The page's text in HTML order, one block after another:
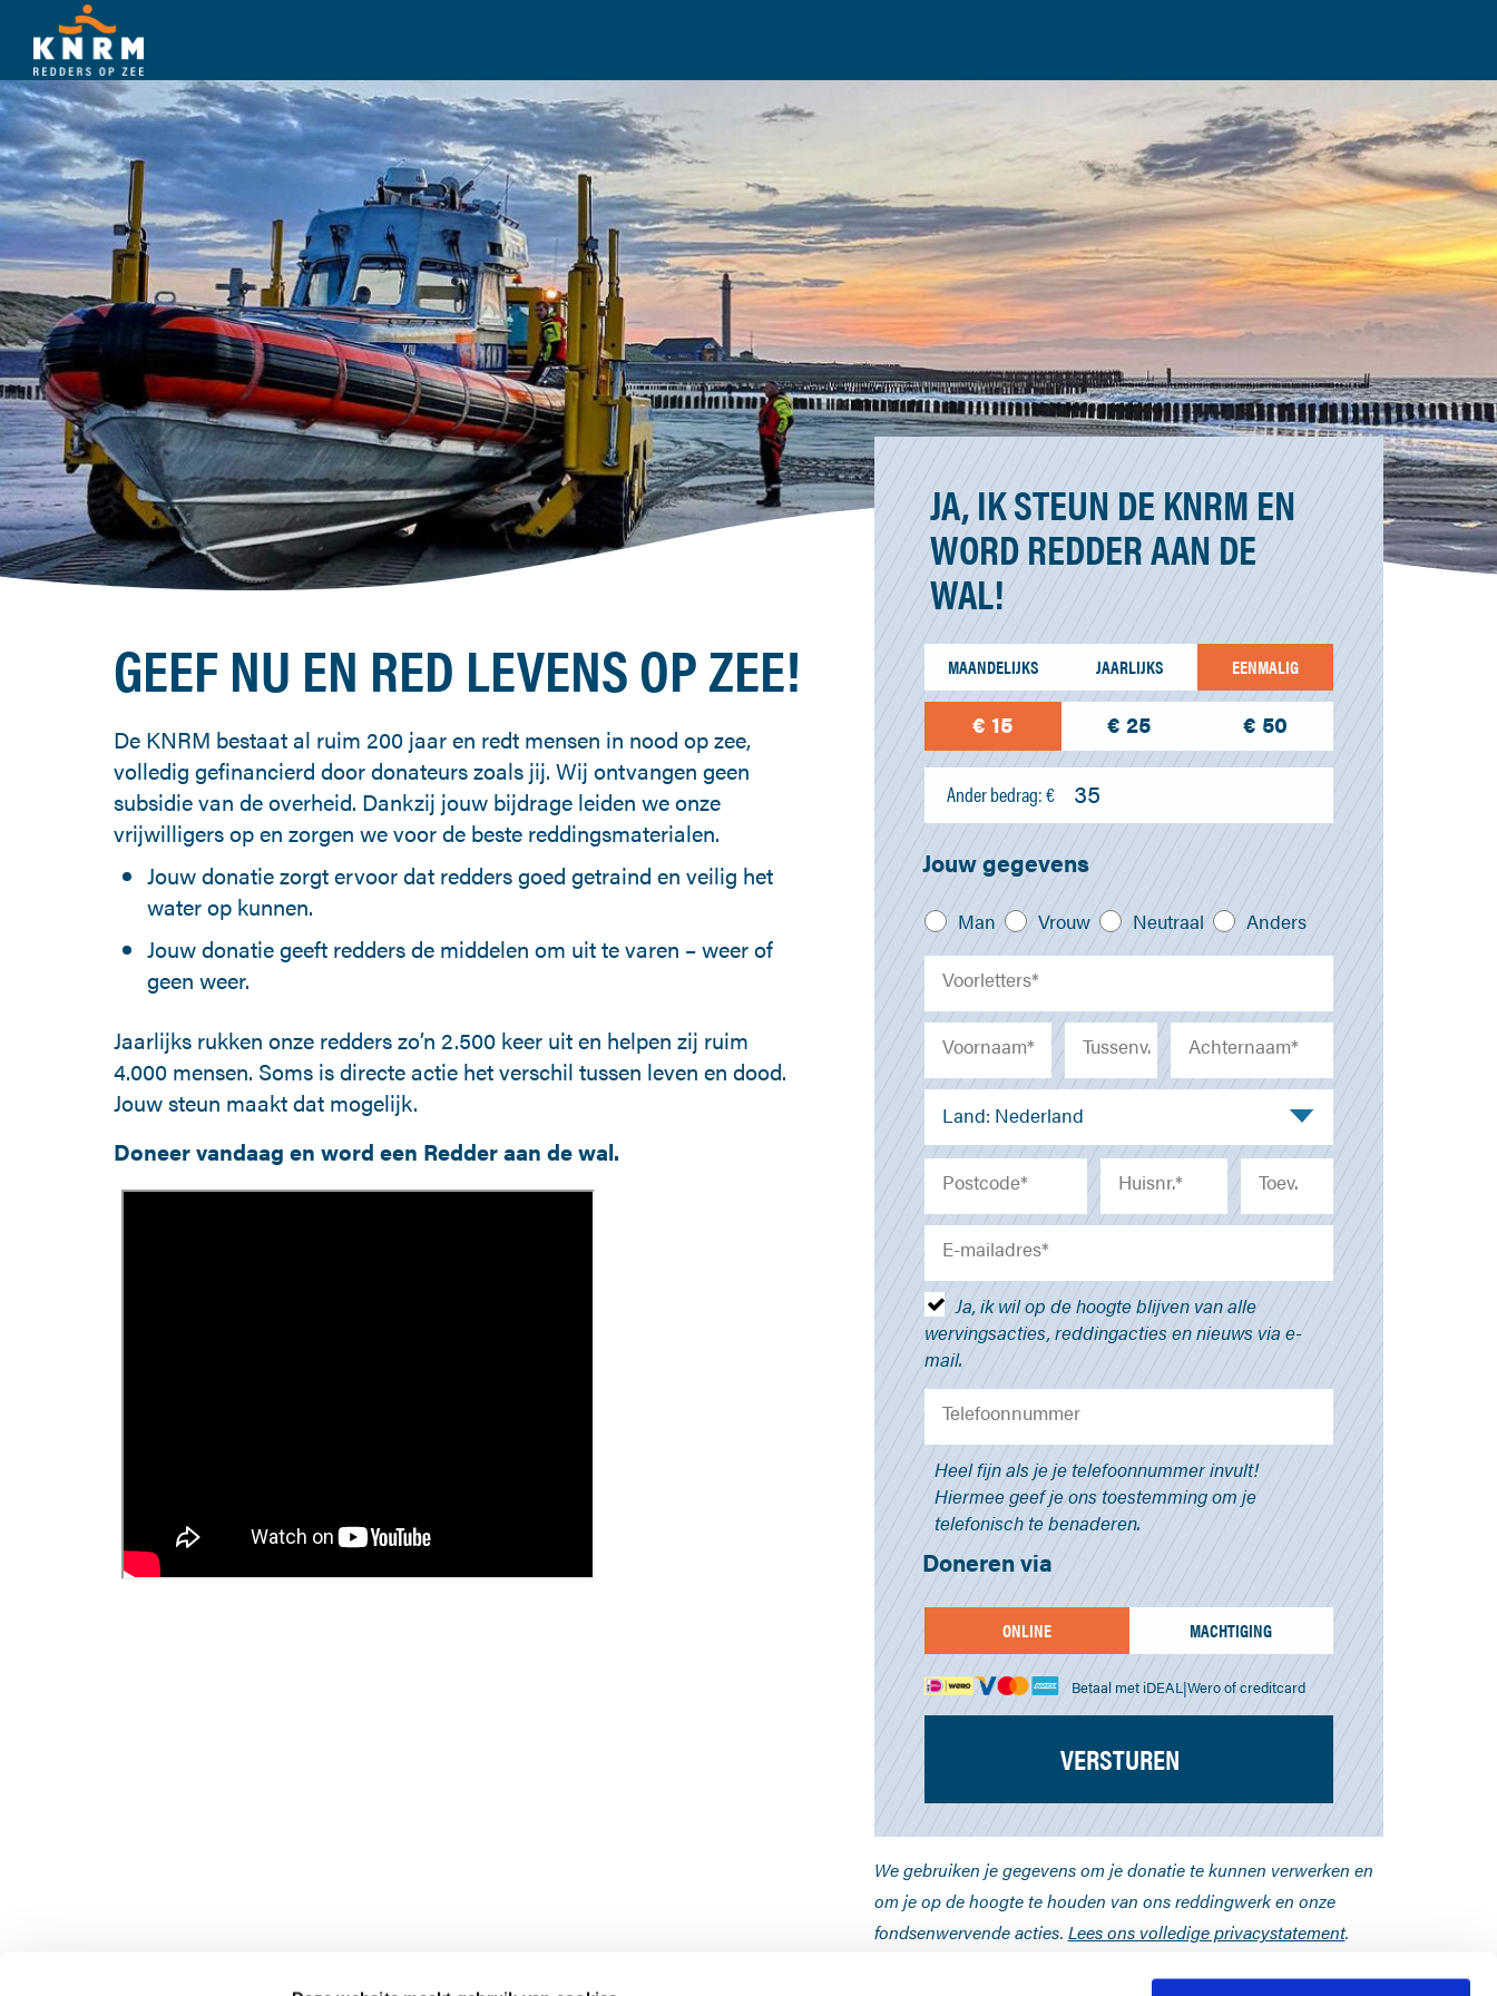
GEEF NU EN RED LEVENS OP ZEE!
De KNRM bestaat al ruim 200 jaar en redt mensen in nood op zee,
volledig gefinancierd door donateurs zoals jij. Wij ontvangen geen
subsidie van de overheid. Dankzij jouw bijdrage leiden we onze
vrijwilligers op en zorgen we voor de beste reddingsmaterialen.
Jouw donatie zorgt ervoor dat redders goed getraind en veilig het
water op kunnen.
Jouw donatie geeft redders de middelen om uit te varen – weer of
geen weer.
Jaarlijks rukken onze redders zo’n 2.500 keer uit en helpen zij ruim
4.000 mensen. Soms is directe actie het verschil tussen leven en dood.
Jouw steun maakt dat mogelijk.
Doneer vandaag en word een Redder aan de wal.
JA, IK STEUN DE KNRM EN
WORD REDDER AAN DE
WAL!
MAANDELIJKS JAARLIJKS EENMALIG
€ 15 € 25 € 50
Ander bedrag: €
Jouw gegevens
Man Vrouw Neutraal Anders
Land: Nederland
Ja, ik wil op de hoogte blijven van alle
wervingsacties, reddingacties en nieuws via e-
mail.
Heel fijn als je je telefoonnummer invult!
Hiermee geef je ons toestemming om je
telefonisch te benaderen.
Doneren via
ONLINE MACHTIGING
Betaal met iDEAL|Wero of creditcard
VERSTUREN
We gebruiken je gegevens om je donatie te kunnen verwerken en
om je op de hoogte te houden van ons reddingwerk en onze
fondsenwervende acties. Lees ons volledige privacystatement.